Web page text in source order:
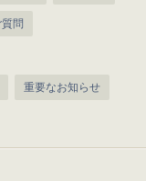
問
重要なお知らせ